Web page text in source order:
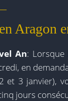
Aragon
An:
en
et 3 janvier),
jours